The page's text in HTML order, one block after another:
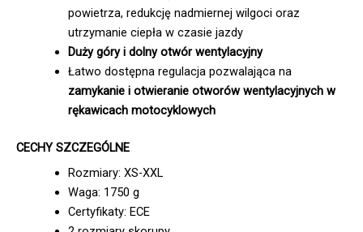
powietrza, redukcję nadmiernej wilgoci oraz
utrzymanie ciepła w czasie jazdy
Duży góry i dolny otwór wentylacyjny
Łatwo dostępna regulacja pozwalająca na
zamykanie i otwieranie otworów wentylacyjnych w
rękawicach motocyklowych
CECHY SZCZEGÓLNE
Rozmiary: XS-XXL
Waga: 1750 g
Certyfikaty: ECE